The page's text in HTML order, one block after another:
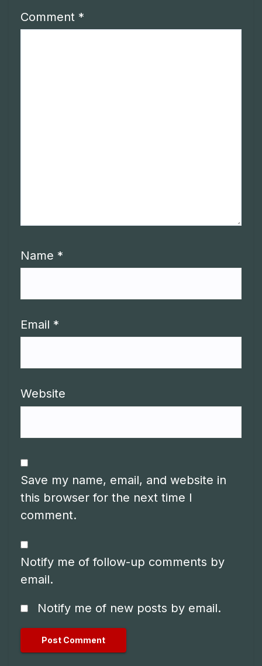
Comment *
Name *
Email *
Website
Save my name, email, and website in
this browser for the next time I
comment.
Notify me of follow-up comments by
email.
Notify me of new posts by email.